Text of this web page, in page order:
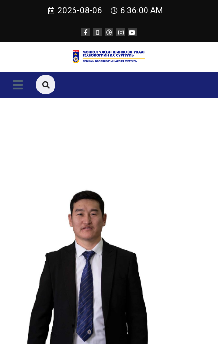
2026-08-06 6:36:00 AM